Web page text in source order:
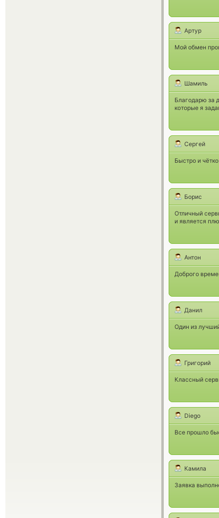
Артур
Мой обмен
Шамиль
Благодарю за
которые я
Сергей
Быстро и
Борис
Отличный
и является
Антон
Доброго
Данил
Один из
Григорий
Классный
Diego
Все прошло
Камила
Заявка